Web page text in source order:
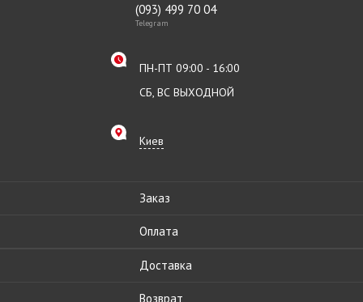
(093) 499 70 04
Telegram
ПН-ПТ 09:00 - 16:00
СБ, ВС ВЫХОДНОЙ
Киев
Заказ
Оплата
Доставка
Возврат